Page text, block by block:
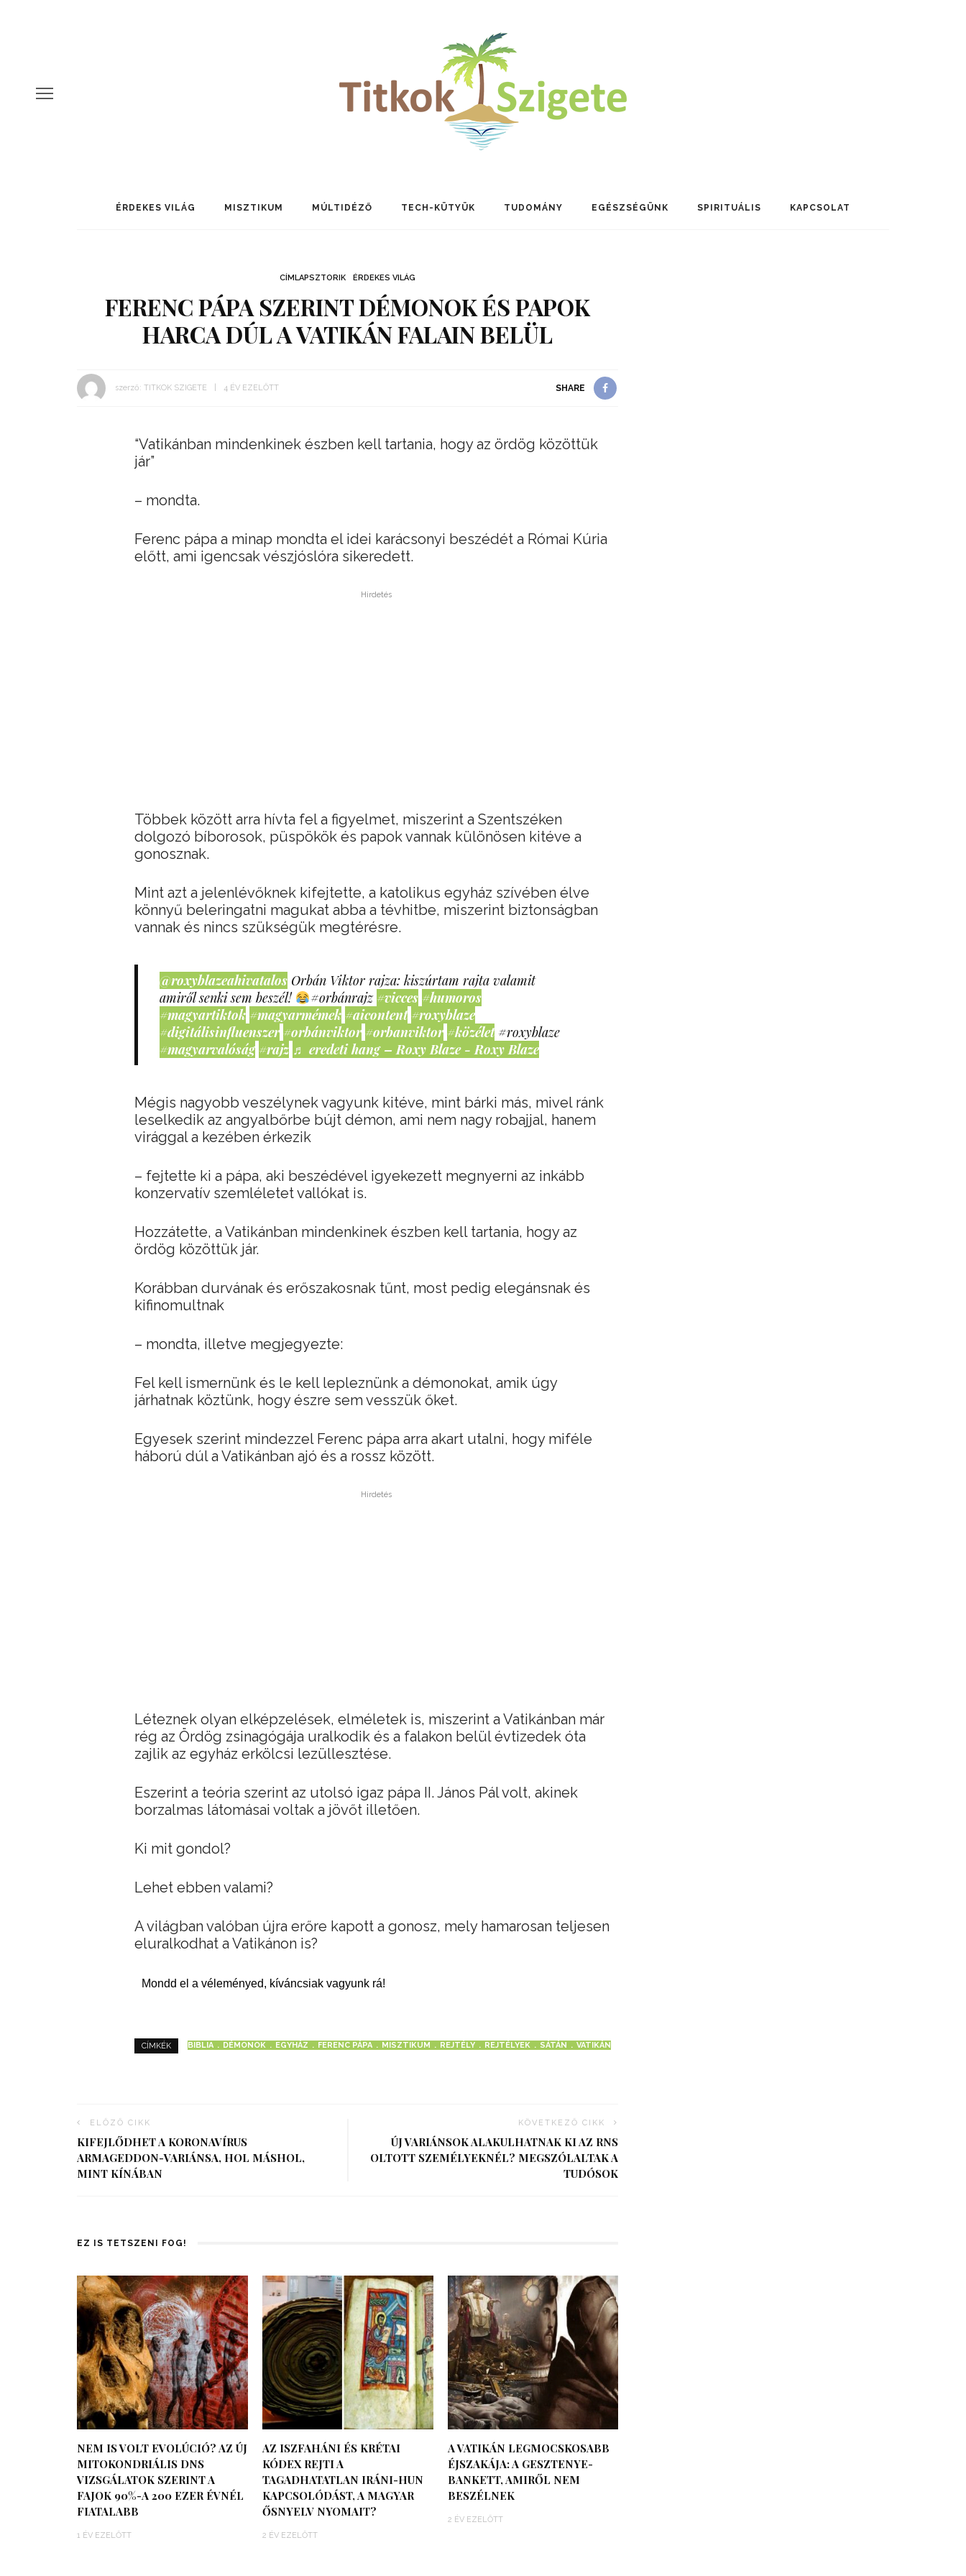
ÉRDEKES VILÁG MISZTIKUM MÚLTIDÉZŐ TECH-KÜTYÜK TUDOMÁNY EGÉSZSÉGÜNK SPIRITUÁLIS KAPCSOLAT
CÍMLAPSZTORIK ÉRDEKES VILÁG
FERENC PÁPA SZERINT DÉMONOK ÉS PAPOK
HARCA DÚL A VATIKÁN FALAIN BELÜL
szerző: TITKOK SZIGETE 4 ÉV EZELŐTT SHARE
“Vatikánban mindenkinek észben kell tartania, hogy az ördög közöttük
jár”
– mondta.
Ferenc pápa a minap mondta el idei karácsonyi beszédét a Római Kúria
előtt, ami igencsak vészjóslóra sikeredett.
Hirdetés
Többek között arra hívta fel a figyelmet, miszerint a Szentszéken
dolgozó bíborosok, püspökök és papok vannak különösen kitéve a
gonosznak.
Mint azt a jelenlévőknek kifejtette, a katolikus egyház szívében élve
könnyű beleringatni magukat abba a tévhitbe, miszerint biztonságban
vannak és nincs szükségük megtérésre.
@roxyblazeahivatalos Orbán Viktor rajza: kiszúrtam rajta valamit
amiről senki sem beszél!
#orbánrajz #vicces #humoros
#magyartiktok #magyarmémek #aicontent #roxyblaze
#digitálisinfluenszer #orbánviktor #orbanviktor #közélet #roxyblaze
#magyarvalóság #rajz ♬ eredeti hang – Roxy Blaze - Roxy Blaze
Mégis nagyobb veszélynek vagyunk kitéve, mint bárki más, mivel ránk
leselkedik az angyalbőrbe bújt démon, ami nem nagy robajjal, hanem
virággal a kezében érkezik
– fejtette ki a pápa, aki beszédével igyekezett megnyerni az inkább
konzervatív szemléletet vallókat is.
Hozzátette, a Vatikánban mindenkinek észben kell tartania, hogy az
ördög közöttük jár.
Korábban durvának és erőszakosnak tűnt, most pedig elegánsnak és
kifinomultnak
– mondta, illetve megjegyezte:
Fel kell ismernünk és le kell lepleznünk a démonokat, amik úgy
járhatnak köztünk, hogy észre sem vesszük őket.
Egyesek szerint mindezzel Ferenc pápa arra akart utalni, hogy miféle
háború dúl a Vatikánban ajó és a rossz között.
Hirdetés
Léteznek olyan elképzelések, elméletek is, miszerint a Vatikánban már
rég az Ördög zsinagógája uralkodik és a falakon belül évtizedek óta
zajlik az egyház erkölcsi lezüllesztése.
Eszerint a teória szerint az utolsó igaz pápa II. János Pál volt, akinek
borzalmas látomásai voltak a jövőt illetően.
Ki mit gondol?
Lehet ebben valami?
A világban valóban újra erőre kapott a gonosz, mely hamarosan teljesen
eluralkodhat a Vatikánon is?
Mondd el a véleményed, kíváncsiak vagyunk rá!
CÍMKÉK BIBLIA DÉMONOK EGYHÁZ FERENC PÁPA MISZTIKUM REJTÉLY REJTÉLYEK SÁTÁN VATIKÁN
ELŐZŐ CIKK
KIFEJLŐDHET A KORONAVÍRUS
ARMAGEDDON-VARIÁNSA, HOL MÁSHOL,
MINT KÍNÁBAN
KÖVETKEZŐ CIKK
ÚJ VARIÁNSOK ALAKULHATNAK KI AZ RNS
OLTOTT SZEMÉLYEKNÉL? MEGSZÓLALTAK A
TUDÓSOK
EZ IS TETSZENI FOG!
NEM IS VOLT EVOLÚCIÓ? AZ ÚJ
MITOKONDRIÁLIS DNS
VIZSGÁLATOK SZERINT A
FAJOK 90%-A 200 EZER ÉVNÉL
FIATALABB
1 ÉV EZELŐTT
AZ ISZFAHÁNI ÉS KRÉTAI
KÓDEX REJTI A
TAGADHATATLAN IRÁNI-HUN
KAPCSOLÓDÁST, A MAGYAR
ŐSNYELV NYOMAIT?
2 ÉV EZELŐTT
A VATIKÁN LEGMOCSKOSABB
ÉJSZAKÁJA: A GESZTENYE-
BANKETT, AMIRŐL NEM
BESZÉLNEK
2 ÉV EZELŐTT